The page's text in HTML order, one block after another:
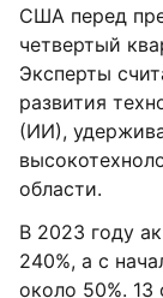
США перед
четвертый
Эксперты
развития
(ИИ),
области.
В 2023 году
240%, а с
около 50%. 13